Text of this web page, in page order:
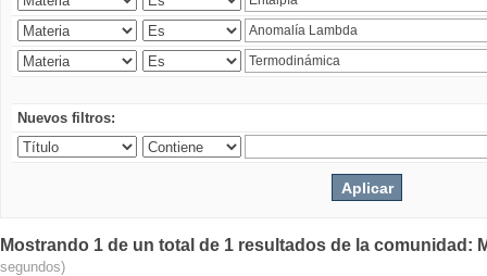
Nuevos filtros:
Mostrando 1 de un total de 1 resultados de la comunidad:
segundos)